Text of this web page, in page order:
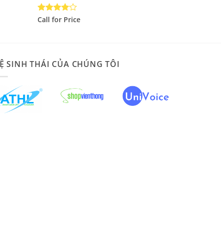
Được
Call for Price
SINH THÁI CỦA CHÚNG TÔI